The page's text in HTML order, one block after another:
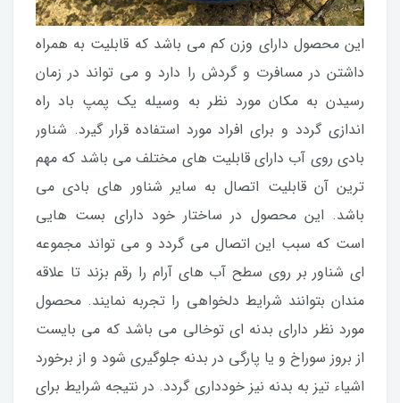
این محصول دارای وزن کم می باشد که قابلیت به همراه
داشتن در مسافرت و گردش را دارد و می تواند در زمان
رسیدن به مکان مورد نظر به وسیله یک پمپ باد راه
اندازی گردد و برای افراد مورد استفاده قرار گیرد. شناور
بادی روی آب دارای قابلیت های مختلف می باشد که مهم
ترین آن قابلیت اتصال به سایر شناور های بادی می
باشد. این محصول در ساختار خود دارای بست هایی
است که سبب این اتصال می گردد و می تواند مجموعه
ای شناور بر روی سطح آب های آرام را رقم بزند تا علاقه
مندان بتوانند شرایط دلخواهی را تجربه نمایند. محصول
مورد نظر دارای بدنه ای توخالی می باشد که می بایست
از بروز سوراخ و یا پارگی در بدنه جلوگیری شود و از برخورد
اشیاء تیز به بدنه نیز خودداری گردد. در نتیجه شرایط برای